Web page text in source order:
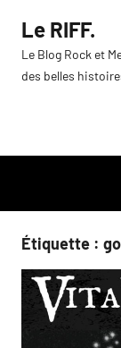
contenu
Le RIFF.
Le Blog Rock et
des belles
Étiquette :